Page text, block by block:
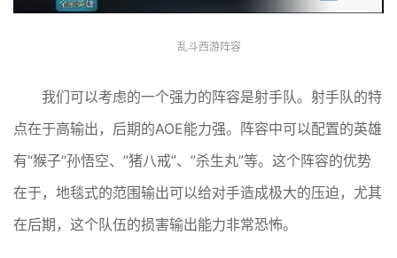
乱斗西游阵容
我们可以考虑的一个强力的阵容是射手队。射手队的特
点在于高输出，后期的AOE能力强。阵容中可以配置的英雄
有“猴子”孙悟空、”猪八戒”、”杀生丸”等。这个阵容的优势
在于，地毯式的范围输出可以给对手造成极大的压迫，尤其
在后期，这个队伍的损害输出能力非常恐怖。